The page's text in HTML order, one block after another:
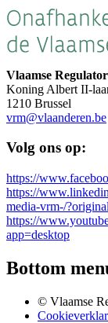
Vlaamse
Koning Albert II-
1210 Brussel
vrm@vlaanderen.be
Volg ons op:
https://
https://
media-vrm-/
https://
app=desktop
Bottom
© Vlaamse